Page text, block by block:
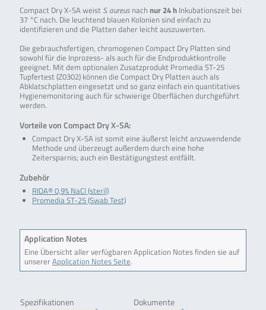
Compact Dry X-SA weist S. aureusnach nur 24 hInkubationszeit bei
37 °C nach. Die leuchtend blauen Kolonien sind einfach zu
identifizieren und die Platten daher leicht auszuwerten.
Die gebrauchsfertigen, chromogenen Compact Dry Platten sind
sowohl für die Inprozess- als auch für die Endproduktkontrolle
geeignet. Mit dem optionalen Zusatzprodukt Promedia ST-25
Tupfertest (Z0302) können die Compact Dry Platten auch als
Abklatschplatten eingesetzt und so ganz einfach ein quantitatives
Hygienemonitoring auch für schwierige Oberflächen durchgeführt
werden.
Vorteile von Compact Dry X-SA:
Compact Dry X-SA ist somit eine äußerst leicht anzuwendende
Methode und überzeugt außerdem durch eine hohe
Zeitersparnis; auch ein Bestätigungstest entfällt.
Zubehör
RIDA® 0,9% NaCl (steril)
Promedia ST-25 (Swab Test)
Application Notes
Eine Übersicht aller verfügbaren Application Notes finden sie auf
unsererApplication Notes Seite.
Spezifikationen Dokumente